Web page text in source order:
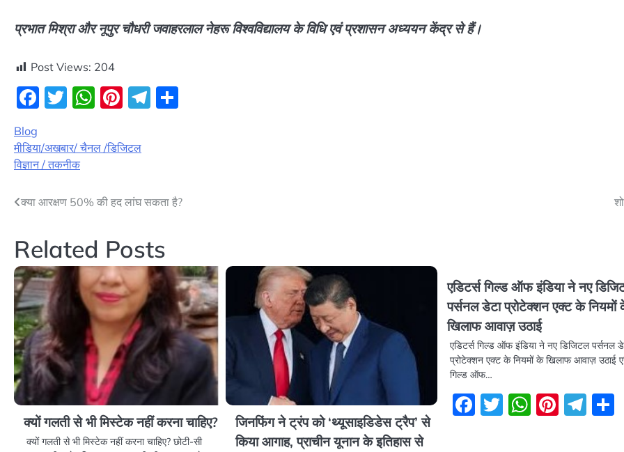
प्रभात मिश्रा और नूपुर चौधरी जवाहरलाल नेहरू विश्वविद्यालय के विधि एवं प्रशासन अध्ययन केंद्र से हैं।
Post Views: 204
Facebook
Twitter
WhatsApp
Pinterest
Telegram
Blog
मीडिया/अखबार/ चैनल /डिजिटल
विज्ञान / तकनीक
Post
क्या आरक्षण 50% की हद लांघ सकता है?
Related Posts
क्यों गलती से भी मिस्टेक नहीं करना चाहिए?
क्यों गलती से भी मिस्टेक नहीं करना चाहिए? छोटी-सी
जिनफिंग ने ट्रंप को ‘थ्यूसाइडिडेस ट्रैप’ से
किया आगाह, प्राचीन यूनान के इतिहास से
एडिटर्स गिल्ड ऑफ इंडिया ने नए
पर्सनल डेटा प्रोटेक्शन एक्ट के नियमों
खिलाफ आवाज़ उठाई
एडिटर्स गिल्ड ऑफ इंडिया ने नए डिजिटल पर्सनल
प्रोटेक्शन एक्ट के नियमों के खिलाफ आवाज़ उठाई
गिल्ड ऑफ…
Facebook
Twitter